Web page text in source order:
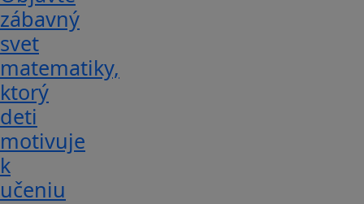
zábavný
svet
matematiky,
ktorý
deti
motivuje
k
učeniu